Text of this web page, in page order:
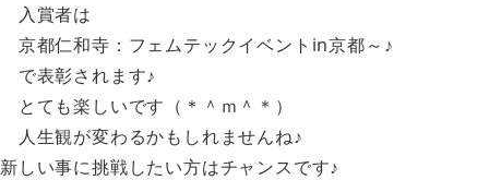
入賞者は
京都仁和寺：フェムテックイベントin京都～♪
で表彰されます♪
とても楽しいです（＊＾ｍ＾＊）
人生観が変わるかもしれませんね♪
新しい事に挑戦したい方はチャンスです♪